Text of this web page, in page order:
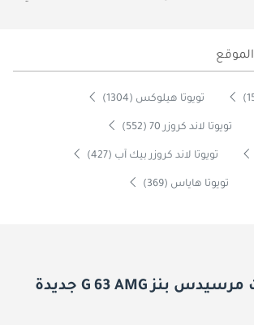
الموقع
تويوتا هيلوكس (1304)
تويوتا لاند كروزر 70 (552)
تويوتا لاند كروزر بيك آب (427)
تويوتا هاياس (369)
سعرالسيارات مرسيدس بنز G 63 AMG جديدة